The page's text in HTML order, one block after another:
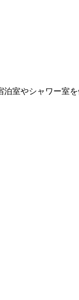
室やシャワー室